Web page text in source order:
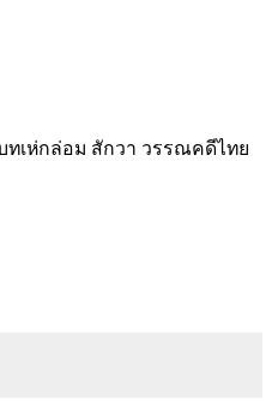
เห่กล่อม สักวา วรรณคดีไทย